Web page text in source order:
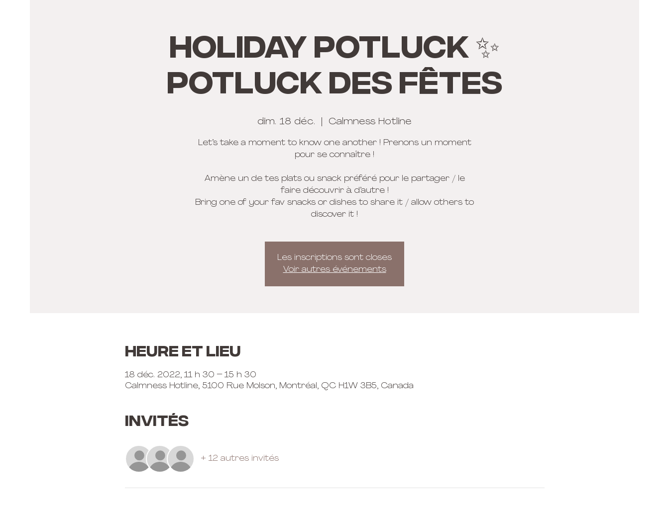
HOLIDAY POTLUCK ✨
POTLUCK DES FÊTES
dim. 18 déc. Calmness Hotline
Let’s take a moment to know one another ! Prenons un moment
pour se connaître !
Amène un de tes plats ou snack préféré pour le partager / le
faire découvrir à d’autre !
Bring one of your fav snacks or dishes to share it / allow others to
discover it !
Les inscriptions sont closes
Voir autres événements
Heure et lieu
18 déc. 2022, 11 h 30 – 15 h 30
Calmness Hotline, 5100 Rue Molson, Montréal, QC H1W 3B5, Canada
Invités
+ 12 autres invités